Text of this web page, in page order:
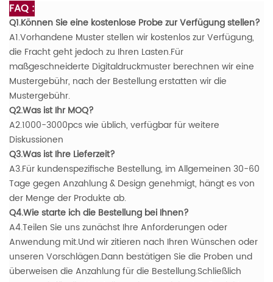
FAQ :
Q1.Können Sie eine kostenlose Probe zur Verfügung stellen?
A1.Vorhandene Muster stellen wir kostenlos zur Verfügung,
die Fracht geht jedoch zu Ihren Lasten.Für
maßgeschneiderte Digitaldruckmuster berechnen wir eine
Mustergebühr, nach der Bestellung erstatten wir die
Mustergebühr.
Q2.Was ist Ihr MOQ?
A2.1000-3000pcs wie üblich, verfügbar für weitere
Diskussionen
Q3.Was ist Ihre Lieferzeit?
A3.Für kundenspezifische Bestellung, im Allgemeinen 30-60
Tage gegen Anzahlung & Design genehmigt, hängt es von
der Menge der Produkte ab.
Q4.Wie starte ich die Bestellung bei Ihnen?
A4.Teilen Sie uns zunächst Ihre Anforderungen oder
Anwendung mit.Und wir zitieren nach Ihren Wünschen oder
unseren Vorschlägen.Dann bestätigen Sie die Proben und
überweisen die Anzahlung für die Bestellung.Schließlich